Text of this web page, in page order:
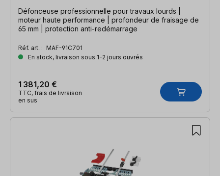
Défonceuse professionnelle pour travaux lourds |
moteur haute performance | profondeur de fraisage de
65 mm | protection anti-redémarrage
Réf. art. : MAF-91C701
En stock, livraison sous 1-2 jours ouvrés
1 381,20 €
TTC, frais de livraison
en sus